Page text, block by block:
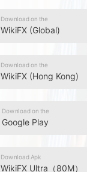
Download on the
WikiFX (Global)
Download on the
WikiFX (Hong Kong)
Download on the
Google Play
Download Apk
WikiFX Ultra（80M）